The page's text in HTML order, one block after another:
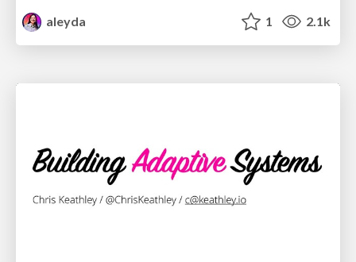
aleyda
1 2.1k